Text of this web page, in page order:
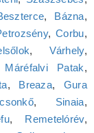
, Bázna,
,Corbu,
, Várhely,
Máréfalvi Patak,
, Breaza, Gura
, Sinaia,
, Remetelórév,